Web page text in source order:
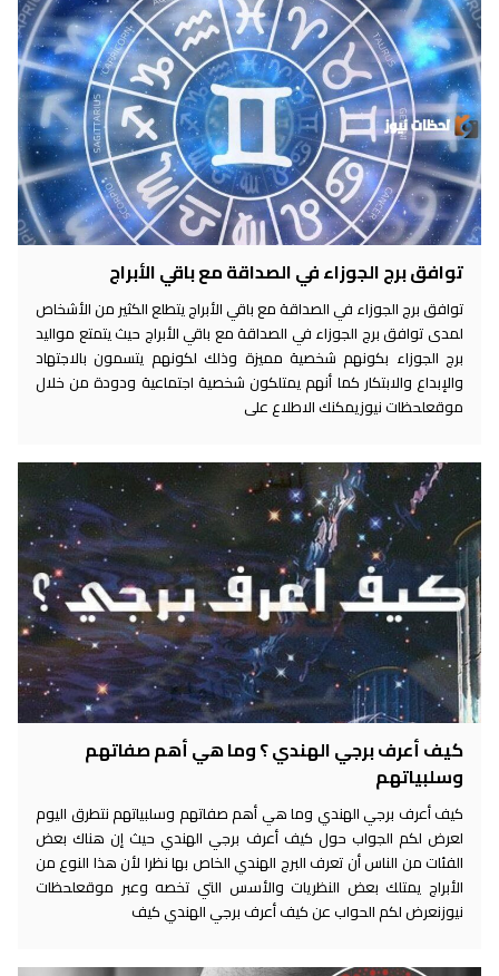
توافق برج الجوزاء في الصداقة مع باقي الأبراج
توافق برج الجوزاء في الصداقة مع باقي الأبراج يتطلع الكثير من الأشخاص
لمدى توافق برج الجوزاء في الصداقة مع باقي الأبراج حيث يتمتع مواليد
برج الجوزاء بكونهم شخصية مميزة وذلك لكونهم يتسمون بالاجتهاد
والإبداع والابتكار كما أنهم يمتلكون شخصية اجتماعية ودودة من خلال
موقعلحظات نيوزيمكنك الاطلاع على
كيف أعرف برجي الهندي ؟ وما هي أهم صفاتهم
وسلبياتهم
كيف أعرف برجي الهندي وما هي أهم صفاتهم وسلبياتهم نتطرق اليوم
لعرض لكم الجواب حول كيف أعرف برجي الهندي حيث إن هناك بعض
الفئات من الناس أن تعرف البرج الهندي الخاص بها نظرا لأن هذا النوع من
الأبراج يمتلك بعض النظريات والأسس التي تخصه وعبر موقعلحظات
نيوزنعرض لكم الحواب عن كيف أعرف برجي الهندي كيف